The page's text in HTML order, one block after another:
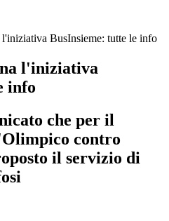
BusInsieme: tutte le info
l'iniziativa
info
che per il
contro
il servizio di